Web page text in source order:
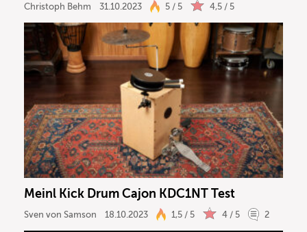
Christoph Behm 31.10.2023 5 / 5 4,5 / 5
Meinl Kick Drum Cajon KDC1NT Test
Sven von Samson 18.10.2023 1,5 / 5 4 / 5 2